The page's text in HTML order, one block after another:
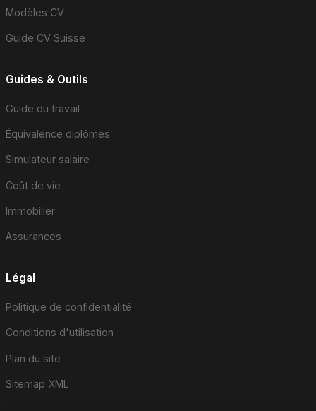
Modèles CV
Guide CV Suisse
Guides & Outils
Guide du travail
Équivalence diplômes
Simulateur salaire
Coût de vie
Immobilier
Assurances
Légal
Politique de confidentialité
Conditions d'utilisation
Plan du site
Sitemap XML